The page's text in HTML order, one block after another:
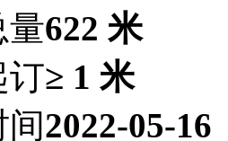
量622 米
订≥ 1 米
2022-05-16